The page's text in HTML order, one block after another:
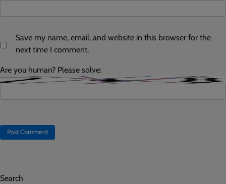
Save my name, email, and website in this browser for the
next time I comment.
Are you human? Please solve:
Search